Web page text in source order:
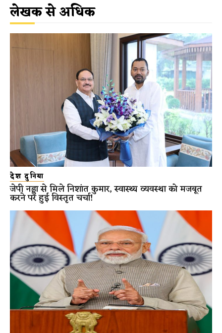
लेखक से अधिक
देश दुनिया
जेपी नड्डा से मिले निशांत कुमार, स्वास्थ्य व्यवस्था को मजबूत
करने पर हुई विस्तृत चर्चा!